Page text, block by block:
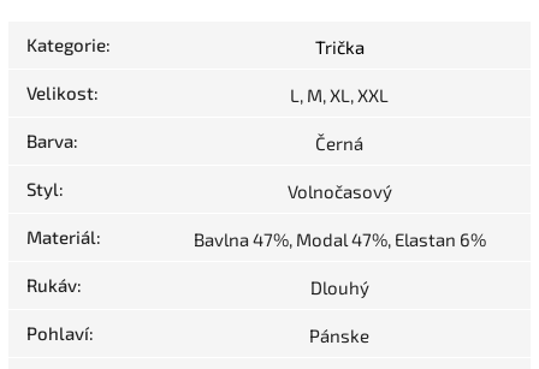
Kategorie: Trička
Velikost: L, M, XL, XXL
Barva: Černá
Styl: Volnočasový
Materiál: Bavlna 47%, Modal 47%, Elastan 6%
Rukáv: Dlouhý
Pohlaví: Pánske